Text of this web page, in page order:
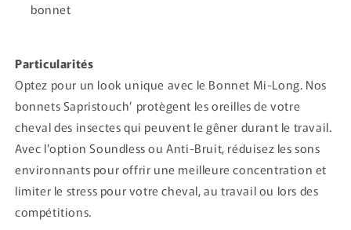
bonnet
Particularités
Optez pour un look unique avec le Bonnet Mi-Long. Nos
bonnets Sapristouch’ protègent les oreilles de votre
cheval des insectes qui peuvent le gêner durant le travail.
Avec l’option Soundless ou Anti-Bruit, réduisez les sons
environnants pour offrir une meilleure concentration et
limiter le stress pour votre cheval, au travail ou lors des
compétitions.